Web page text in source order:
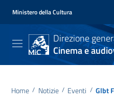
Ministero della Cultura
Direzione
Cinema e
Home / Notizie / Eventi / Glbt